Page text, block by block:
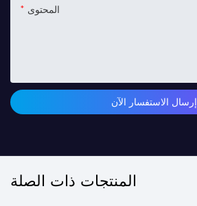
المحتوى
إرسال الاستفسار الآن
المنتجات ذات الصلة